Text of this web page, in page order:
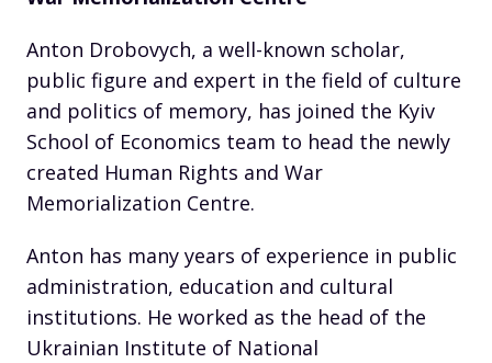
Anton Drobovych, a well-known scholar,
public figure and expert in the field of culture
and politics of memory, has joined the Kyiv
School of Economics team to head the newly
created Human Rights and War
Memorialization Centre.
Anton has many years of experience in public
administration, education and cultural
institutions. He worked as the head of the
Ukrainian Institute of National